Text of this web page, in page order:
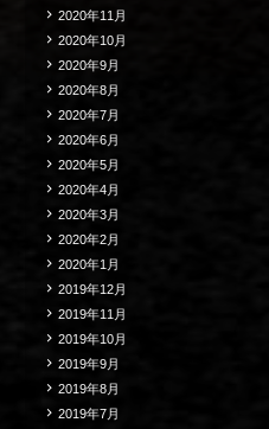
2020年11月
2020年10月
2020年9月
2020年8月
2020年7月
2020年6月
2020年5月
2020年4月
2020年3月
2020年2月
2020年1月
2019年12月
2019年11月
2019年10月
2019年9月
2019年8月
2019年7月